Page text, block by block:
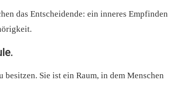
das Entscheidende: ein inneres Empfinden
Sie ist ein Raum, in dem Menschen